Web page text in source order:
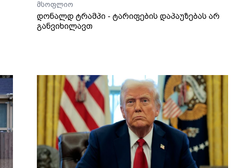
მსოფლიო
დონალდ ტრამპი - ტარიფების დაპაუზებას არ
განვიხილავთ